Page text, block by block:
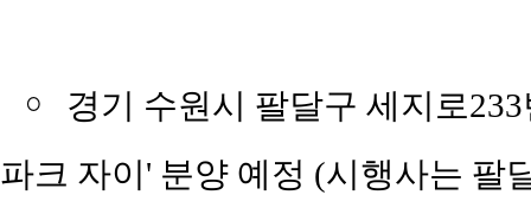
￮
경기 수원시 팔달구 세지로
파크 자이' 분양 예정 (시행사는 팔